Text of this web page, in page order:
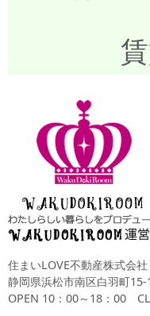
住まいLOVE不動産株式会社
静岡県浜松市南区白羽町
OPEN 10：00～18：00